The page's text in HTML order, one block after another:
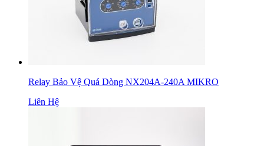
Relay Bảo Vệ Quá Dòng NX204A-240A MIKRO
Liên Hệ